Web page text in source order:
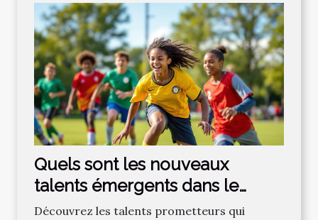
Quels sont les nouveaux
talents émergents dans le
football régional ?
Découvrez les talents prometteurs qui